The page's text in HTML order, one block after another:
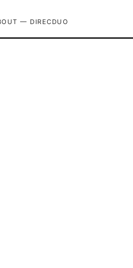
— DIRECDUO